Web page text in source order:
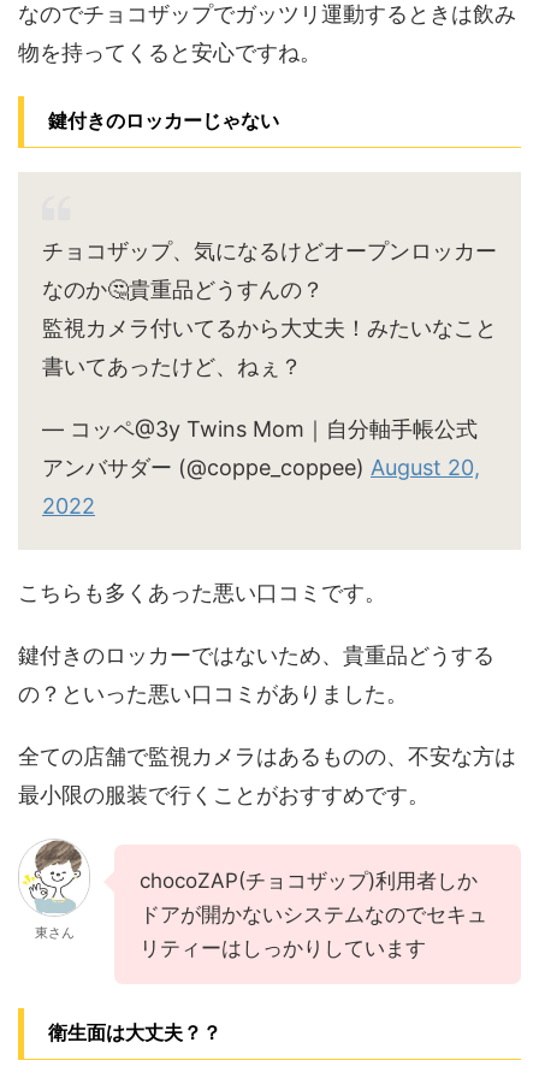
なのでチョコザップでガッツリ運動するときは飲み
物を持ってくると安心ですね。
鍵付きのロッカーじゃない
チョコザップ、気になるけどオープンロッカー
なのか🤔貴重品どうすんの？
監視カメラ付いてるから大丈夫！みたいなこと
書いてあったけど、ねぇ？
— コッペ@3y Twins Mom｜自分軸手帳公式
アンバサダー (@coppe_coppee) August 20,
2022
こちらも多くあった悪い口コミです。
鍵付きのロッカーではないため、貴重品どうする
の？といった悪い口コミがありました。
全ての店舗で監視カメラはあるものの、不安な方は
最小限の服装で行くことがおすすめです。
東さん
chocoZAP(チョコザップ)利用者しか
ドアが開かないシステムなのでセキュ
リティーはしっかりしています
衛生面は大丈夫？？